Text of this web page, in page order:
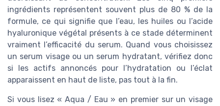
ingrédients représentent souvent plus de 80 % de la
formule, ce qui signifie que l’eau, les huiles ou l’acide
hyaluronique végétal présents à ce stade déterminent
vraiment l’efficacité du serum. Quand vous choisissez
un serum visage ou un serum hydratant, vérifiez donc
si les actifs annoncés pour l’hydratation ou l’éclat
apparaissent en haut de liste, pas tout à la fin.
Si vous lisez « Aqua / Eau » en premier sur un visage